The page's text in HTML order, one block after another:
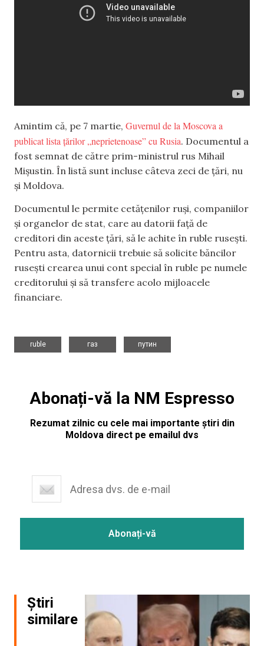
Amintim că, pe 7 martie, Guvernul de la Moscova a
publicat lista țărilor „neprietenoase” cu Rusia. Documentul a
fost semnat de către prim-ministrul rus Mihail
Mișustin. În listă sunt incluse câteva zeci de țări, nu
și Moldova.
Documentul le permite cetățenilor ruși, companiilor
și organelor de stat, care au datorii față de
creditori din aceste țări, să le achite în ruble rusești.
Pentru asta, datornicii trebuie să solicite băncilor
rusești crearea unui cont special în ruble pe numele
creditorului și să transfere acolo mijloacele
financiare.
ruble
газ
путин
Abonați-vă la NM Espresso
Rezumat zilnic cu cele mai importante știri din
Moldova direct pe emailul dvs
Știri
similare